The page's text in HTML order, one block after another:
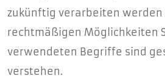
zukünftig verarbeiten werden
rechtmäßigen Möglichkeiten
verwendeten Begriffe sind
verstehen.